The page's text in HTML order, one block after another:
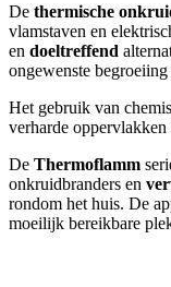
De thermische
vlamstaven en
en doeltreffend
ongewenste
Het gebruik van
verharde oppervlakken
De Thermoflamm
onkruidbranders en
rondom het huis. De
moeilijk bereikbare